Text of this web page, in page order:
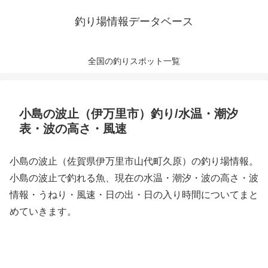
釣り場情報データベース
全国の釣りスポット一覧
小島の波止（伊万里市）釣り/水温・潮汐
表・波の高さ・風速
小島の波止（佐賀県伊万里市山代町久原）の釣り場情報。
小島の波止で釣れる魚、現在の水温・潮汐・波の高さ・波
情報・うねり・風速・日の出・日の入り時間についてまと
めていきます。